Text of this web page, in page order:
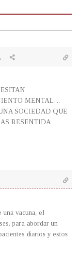
MENTAL…
SOCIEDAD QUE
RESENTIDA
una vacuna, el
para abordar un
diarios y estos